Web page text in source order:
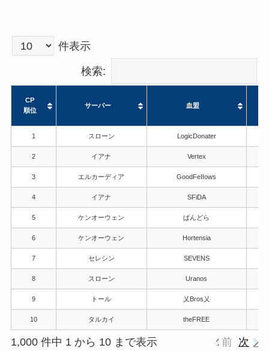
件表示
検索:
CP
順位
サーバー 血盟
1 スローン LogicDonater
2 イアナ Vertex
3 エルカーディア GoodFeIIows
4 イアナ SFiDA
5 ケンオーウェン ぱんどら
6 ケンオーウェン Hortensia
7 セレシン SEVENS
8 スローン Uranos
9 トール 乂Bros乂
10 タルカイ theFREE
1,000 件中 1 から 10 まで表示 前 次